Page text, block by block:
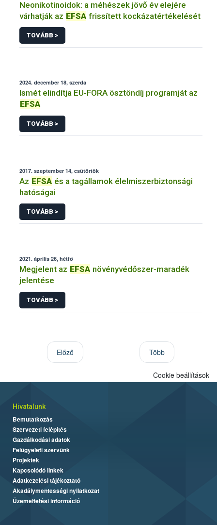
Neonikotinoidok: a méhészek jövő év elejére
várhatják az EFSA frissített kockázatértékelését
TOVÁBB >
2024. december 18, szerda
Ismét elindítja EU-FORA ösztöndíj programját az
EFSA
TOVÁBB >
2017. szeptember 14, csütörtök
Az EFSA és a tagállamok élelmiszerbiztonsági
hatóságai
TOVÁBB >
2021. április 26, hétfő
Megjelent az EFSA növényvédőszer-maradék
jelentése
TOVÁBB >
Előző Több
Cookie beállítások
Hivatalunk
Bemutatkozás
Szervezeti felépítés
Gazdálkodási adatok
Felügyeleti szervünk
Projektek
Kapcsolódó linkek
Adatkezelési tájékoztató
Akadálymentességi nyilatkozat
Üzemeltetési információ